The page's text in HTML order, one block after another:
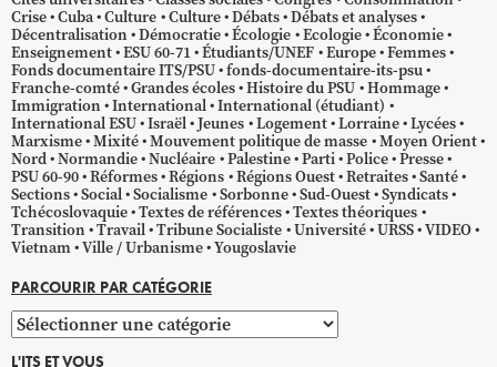
Crise Cuba Culture Culture Débats Débats et analyses
Décentralisation Démocratie Écologie Ecologie Économie
Enseignement ESU 60-71 Étudiants/UNEF Europe Femmes
Fonds documentaire ITS/PSU fonds-documentaire-its-psu
Franche-comté Grandes écoles Histoire du PSU Hommage
Immigration International International (étudiant)
International ESU Israël Jeunes Logement Lorraine Lycées
Marxisme Mixité Mouvement politique de masse Moyen Orient
Nord Normandie Nucléaire Palestine Parti Police Presse
PSU 60-90 Réformes Régions Régions Ouest Retraites Santé
Sections Social Socialisme Sorbonne Sud-Ouest Syndicats
Tchécoslovaquie Textes de références Textes théoriques
Transition Travail Tribune Socialiste Université URSS VIDEO
Vietnam Ville / Urbanisme Yougoslavie
PARCOURIR PAR CATÉGORIE
Parcourir
par
L'ITS ET VOUS